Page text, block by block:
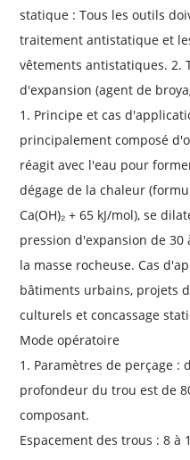
statique : Tous les outils
traitement antistatique et
vêtements antistatiques. 2.
d'expansion (agent de
1. Principe et cas
principalement composé
réagit avec l'eau pour
dégage de la chaleur
Ca(OH)₂ + 65 kJ/mol), se
pression d'expansion de
la masse rocheuse. Cas
bâtiments urbains, projets
culturels et concassage
Mode opératoire
1. Paramètres de perçage :
profondeur du trou est de
composant.
Espacement des trous : 8